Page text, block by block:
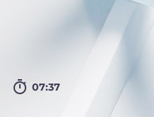
07:37